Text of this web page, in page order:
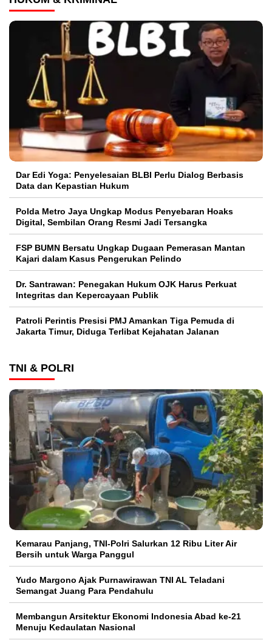
Dar Edi Yoga: Penyelesaian BLBI Perlu Dialog Berbasis
Data dan Kepastian Hukum
Polda Metro Jaya Ungkap Modus Penyebaran Hoaks
Digital, Sembilan Orang Resmi Jadi Tersangka
FSP BUMN Bersatu Ungkap Dugaan Pemerasan Mantan
Kajari dalam Kasus Pengerukan Pelindo
Dr. Santrawan: Penegakan Hukum OJK Harus Perkuat
Integritas dan Kepercayaan Publik
Patroli Perintis Presisi PMJ Amankan Tiga Pemuda di
Jakarta Timur, Diduga Terlibat Kejahatan Jalanan
TNI & POLRI
Kemarau Panjang, TNI-Polri Salurkan 12 Ribu Liter Air
Bersih untuk Warga Panggul
Yudo Margono Ajak Purnawirawan TNI AL Teladani
Semangat Juang Para Pendahulu
Membangun Arsitektur Ekonomi Indonesia Abad ke-21
Menuju Kedaulatan Nasional